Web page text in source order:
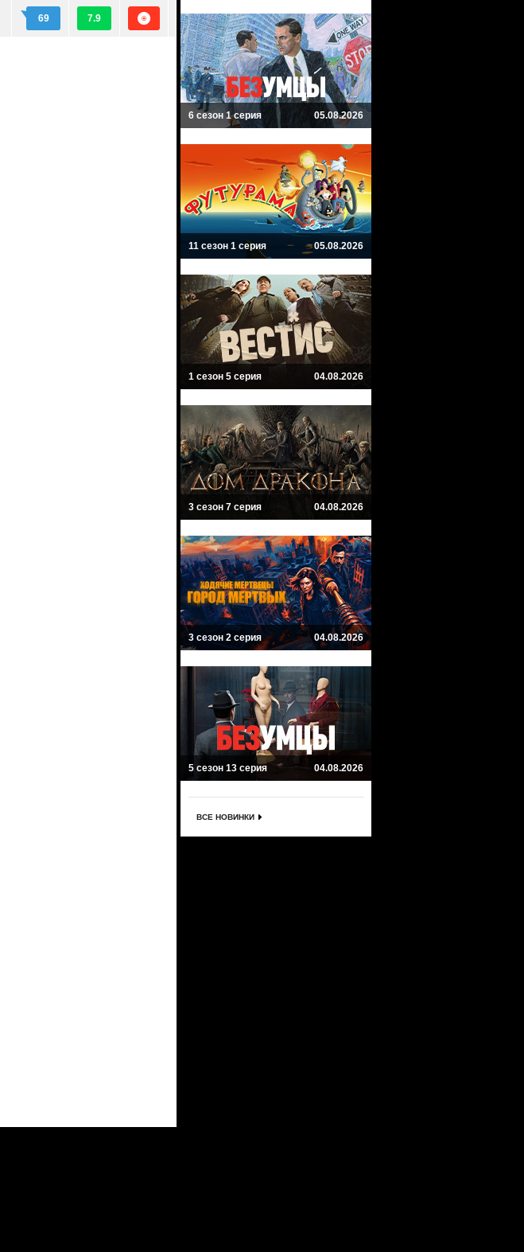
69 7.9
6 сезон 1 серия 05.08.2026
11 сезон 1 серия 05.08.2026
1 сезон 5 серия 04.08.2026
3 сезон 7 серия 04.08.2026
3 сезон 2 серия 04.08.2026
5 сезон 13 серия 04.08.2026
ВСЕ НОВИНКИ